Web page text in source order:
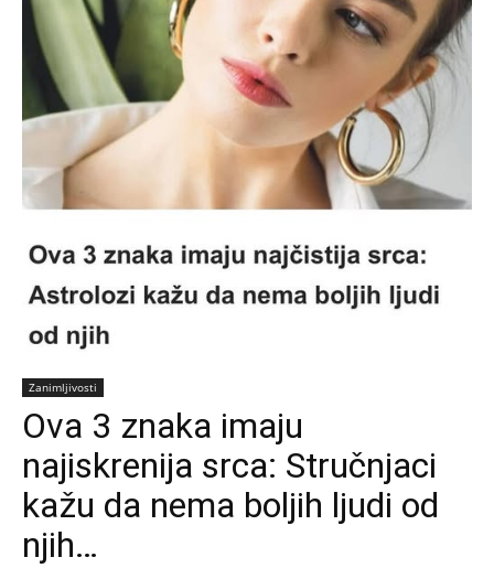
Zanimljivosti
Ova 3 znaka imaju
najiskrenija srca: Stručnjaci
kažu da nema boljih ljudi od
njih…